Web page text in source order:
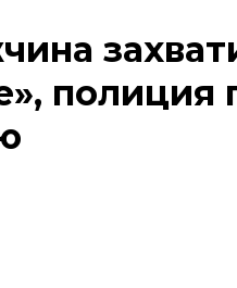
полиция
полиция